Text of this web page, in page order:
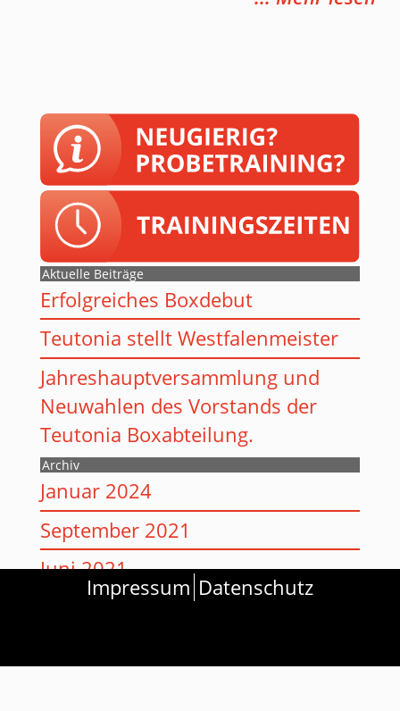
Aktuelle Beiträge
Erfolgreiches Boxdebut
Teutonia stellt Westfalenmeister
Jahreshauptversammlung und
Neuwahlen des Vorstands der
Teutonia Boxabteilung.
Archiv
Januar 2024
September 2021
Juni 2021
Impressum Datenschutz